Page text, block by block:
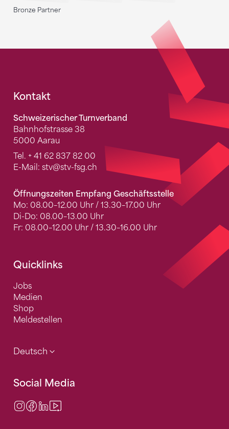
Bronze Partner
Fusszeile
Kontakt
Schweizerischer Turnverband
Bahnhofstrasse 38
5000 Aarau
Tel. + 41 62 837 82 00
E-Mail: stv@stv-fsg.ch
Öffnungszeiten Empfang Geschäftsstelle
Mo: 08.00–12.00 Uhr / 13.30–17.00 Uhr
Di-Do: 08.00–13.00 Uhr
Fr: 08.00–12.00 Uhr / 13.30–16.00 Uhr
Quicklinks
Jobs
Medien
Shop
Meldestellen
Deutsch
Social Media
Instagram
Facebook
LinkedIn